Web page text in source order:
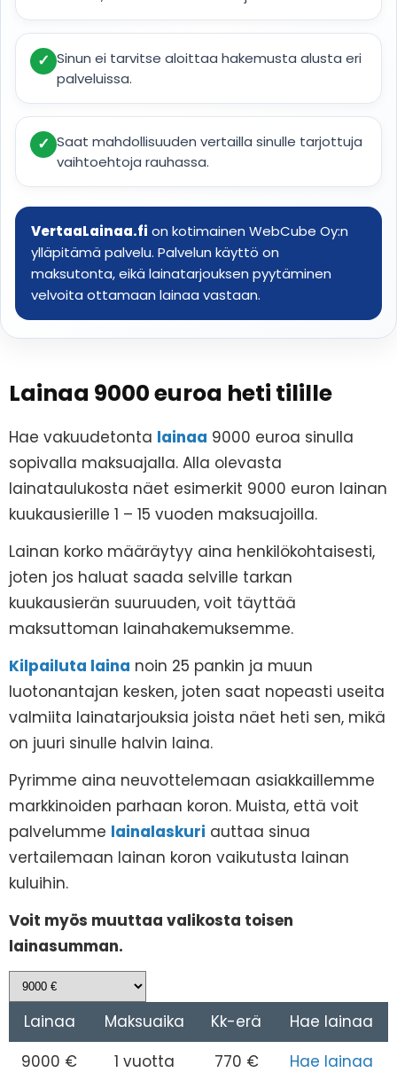
✓ Sinun ei tarvitse aloittaa hakemusta alusta eri
palveluissa.
✓ Saat mahdollisuuden vertailla sinulle tarjottuja
vaihtoehtoja rauhassa.
VertaaLainaa.fi on kotimainen WebCube Oy:n
ylläpitämä palvelu. Palvelun käyttö on
maksutonta, eikä lainatarjouksen pyytäminen
velvoita ottamaan lainaa vastaan.
Lainaa 9000 euroa heti tilille
Hae vakuudetonta lainaa 9000 euroa sinulla
sopivalla maksuajalla. Alla olevasta
lainataulukosta näet esimerkit 9000 euron lainan
kuukausierille 1 – 15 vuoden maksuajoilla.
Lainan korko määräytyy aina henkilökohtaisesti,
joten jos haluat saada selville tarkan
kuukausierän suuruuden, voit täyttää
maksuttoman lainahakemuksemme.
Kilpailuta laina noin 25 pankin ja muun
luotonantajan kesken, joten saat nopeasti useita
valmiita lainatarjouksia joista näet heti sen, mikä
on juuri sinulle halvin laina.
Pyrimme aina neuvottelemaan asiakkaillemme
markkinoiden parhaan koron. Muista, että voit
palvelumme lainalaskuri auttaa sinua
vertailemaan lainan koron vaikutusta lainan
kuluihin.
Voit myös muuttaa valikosta toisen
lainasumman.
Lainaa Maksuaika Kk-erä
Hae lainaa
9000 €
1 vuotta 770 €
Hae lainaa